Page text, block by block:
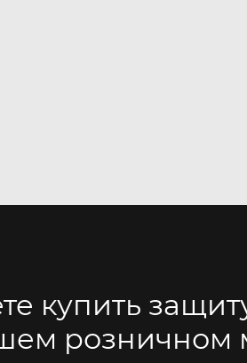
купить
розничном